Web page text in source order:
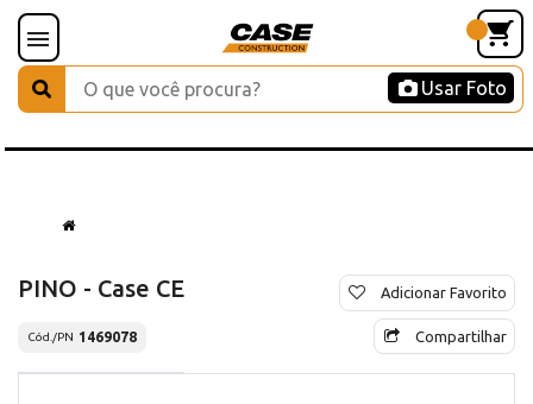
Usar Foto
PINO - Case CE
Cód./PN 1469078
Adicionar Favorito
Compartilhar